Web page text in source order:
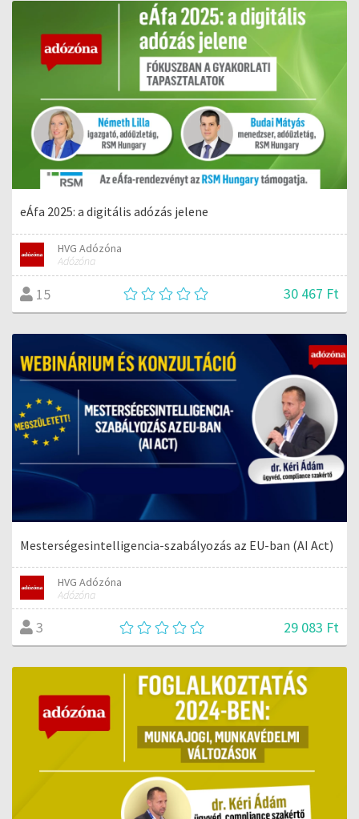
eÁfa 2025: a digitális adózás jelene
HVG Adózóna
Adózóna
15 30 467 Ft
Mesterségesintelligencia-szabályozás az EU-ban (AI Act)
HVG Adózóna
Adózóna
3 29 083 Ft